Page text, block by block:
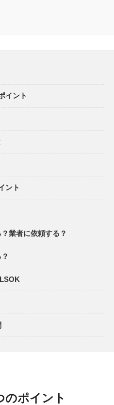
イント
ント
業者に依頼する？
のポイント